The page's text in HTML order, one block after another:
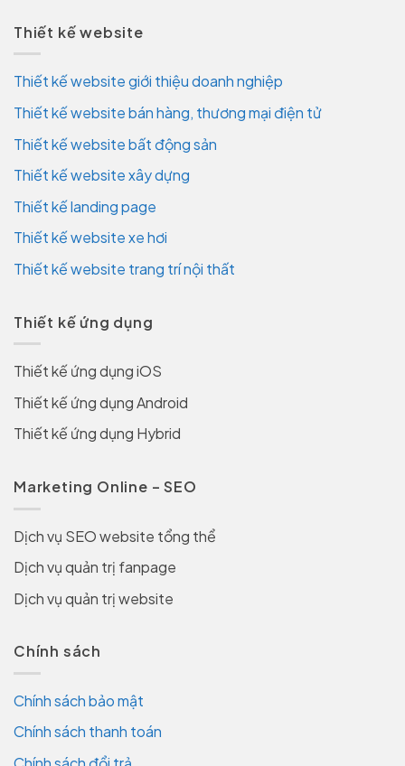
Thiết kế website
Thiết kế website giới thiệu doanh nghiệp
Thiết kế website bán hàng, thương mại điện tử
Thiết kế website bất động sản
Thiết kế website xây dựng
Thiết kế landing page
Thiết kế website xe hơi
Thiết kế website trang trí nội thất
Thiết kế ứng dụng
Thiết kế ứng dụng iOS
Thiết kế ứng dụng Android
Thiết kế ứng dụng Hybrid
Marketing Online – SEO
Dịch vụ SEO website tổng thể
Dịch vụ quản trị fanpage
Dịch vụ quản trị website
Chính sách
Chính sách bảo mật
Chính sách thanh toán